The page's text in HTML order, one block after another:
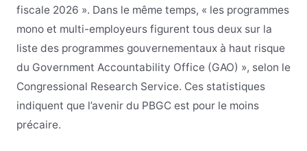
fiscale 2026 ». Dans le même temps, « les programmes
mono et multi-employeurs figurent tous deux sur la
liste des programmes gouvernementaux à haut risque
du Government Accountability Office (GAO) », selon le
Congressional Research Service. Ces statistiques
indiquent que l’avenir du PBGC est pour le moins
précaire.